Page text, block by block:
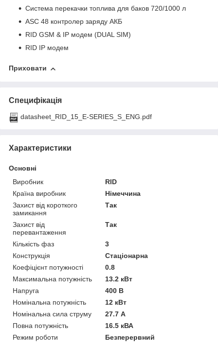
Система перекачки топлива для баков 720/1000 л
ASC 48 контролер заряду АКБ
RID GSM & IP модем (DUAL SIM)
RID IP модем
Приховати
Специфікація
datasheet_RID_15_E-SERIES_S_ENG.pdf
Характеристики
Основні
Виробник
RID
Країна виробник
Німеччина
Захист від короткого
замикання
Так
Захист від
перевантаження
Так
Кількість фаз
3
Конструкція
Стаціонарна
Коефіцієнт потужності
0.8
Максимальна потужність
13.2 кВт
Напруга
400 В
Номінальна потужність
12 кВт
Номінальна сила струму
27.7 А
Повна потужність
16.5 кВА
Режим роботи
Безперервний